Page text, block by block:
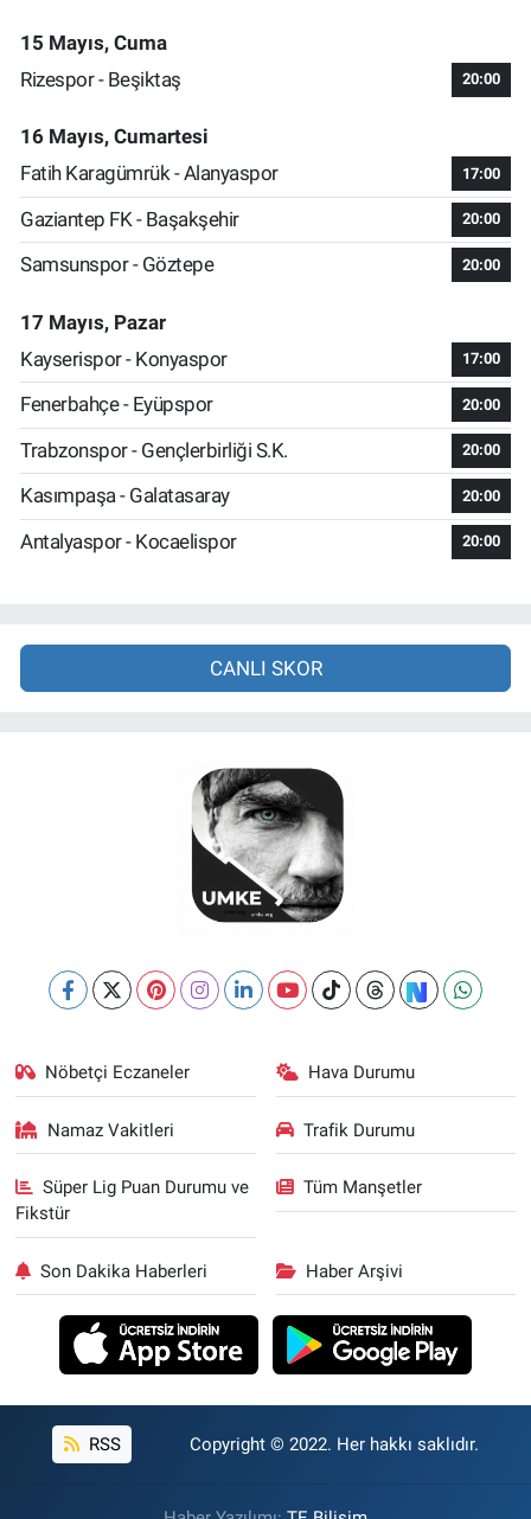
15 Mayıs, Cuma
Rizespor - Beşiktaş
20:00
16 Mayıs, Cumartesi
Fatih Karagümrük - Alanyaspor
17:00
Gaziantep FK - Başakşehir 20:00
Samsunspor - Göztepe 20:00
17 Mayıs, Pazar
Kayserispor - Konyaspor
17:00
Fenerbahçe - Eyüpspor 20:00
Trabzonspor - Gençlerbirliği S.K. 20:00
Kasımpaşa - Galatasaray 20:00
Antalyaspor - Kocaelispor 20:00
CANLI SKOR
Nöbetçi Eczaneler Hava Durumu
Namaz Vakitleri Trafik Durumu
Süper Lig Puan Durumu ve
Fikstür
Tüm Manşetler
Son Dakika Haberleri Haber Arşivi
RSS Copyright © 2022. Her hakkı saklıdır.